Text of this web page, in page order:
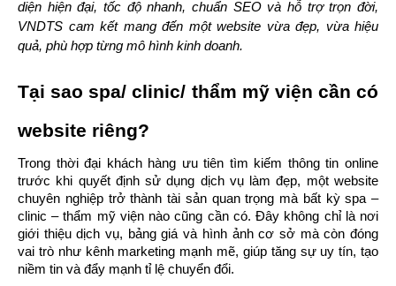
diện hiện đại, tốc độ nhanh, chuẩn SEO và hỗ trợ trọn đời,
VNDTS cam kết mang đến một website vừa đẹp, vừa hiệu
quả, phù hợp từng mô hình kinh doanh.
Tại sao spa/ clinic/ thẩm mỹ viện cần có
website riêng?
Trong thời đại khách hàng ưu tiên tìm kiếm thông tin online
trước khi quyết định sử dụng dịch vụ làm đẹp, một website
chuyên nghiệp trở thành tài sản quan trọng mà bất kỳ spa –
clinic – thẩm mỹ viện nào cũng cần có. Đây không chỉ là nơi
giới thiệu dịch vụ, bảng giá và hình ảnh cơ sở mà còn đóng
vai trò như kênh marketing mạnh mẽ, giúp tăng sự uy tín, tạo
niềm tin và đẩy mạnh tỉ lệ chuyển đổi.